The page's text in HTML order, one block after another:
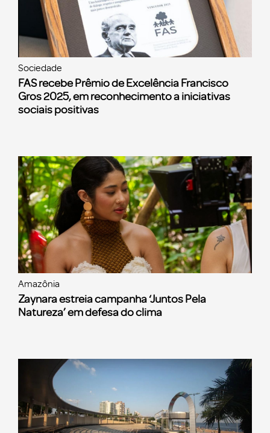
Sociedade
FAS recebe Prêmio de Excelência Francisco
Gros 2025, em reconhecimento a iniciativas
sociais positivas
Amazônia
Zaynara estreia campanha ‘Juntos Pela
Natureza’ em defesa do clima